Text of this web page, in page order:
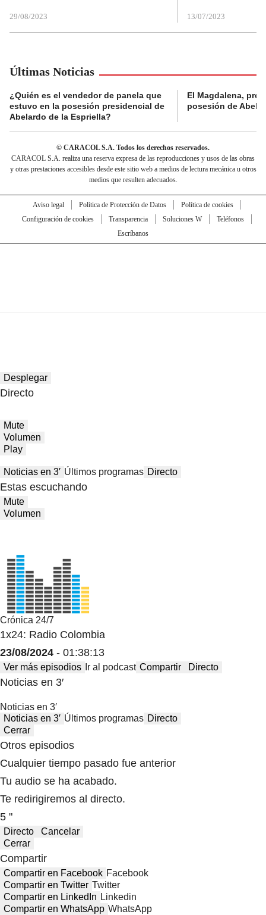
29/08/2023 13/07/2023
Últimas Noticias
¿Quién es el vendedor de panela que
estuvo en la posesión presidencial de
Abelardo de la Espriella?
El Magdalena,
posesión de
© CARACOL S.A. Todos los derechos reservados.
CARACOL S.A. realiza una reserva expresa de las reproducciones y usos de las obras
y otras prestaciones accesibles desde este sitio web a medios de lectura mecánica u otros
medios que resulten adecuados.
Aviso legal Política de Protección de Datos
Política de cookies
Configuración de cookies
Transparencia Soluciones W
Teléfonos
Escríbanos
Desplegar
Directo
Mute
Volumen
Play
Noticias en 3′ Últimos programas Directo
Estas escuchando
Mute
Volumen
Crónica 24/7
1x24: Radio Colombia
23/08/2024 - 01:38:13
Ver más episodios Ir al podcast Compartir Directo
Noticias en 3′
Noticias en 3′
Noticias en 3′ Últimos programas Directo
Cerrar
Otros episodios
Cualquier tiempo pasado fue anterior
Tu audio se ha acabado.
Te redirigiremos al directo.
5 "
Directo
Cancelar
Cerrar
Compartir
Compartir en Facebook Facebook
Compartir en Twitter Twitter
Compartir en LinkedIn Linkedin
Compartir en WhatsApp WhatsApp